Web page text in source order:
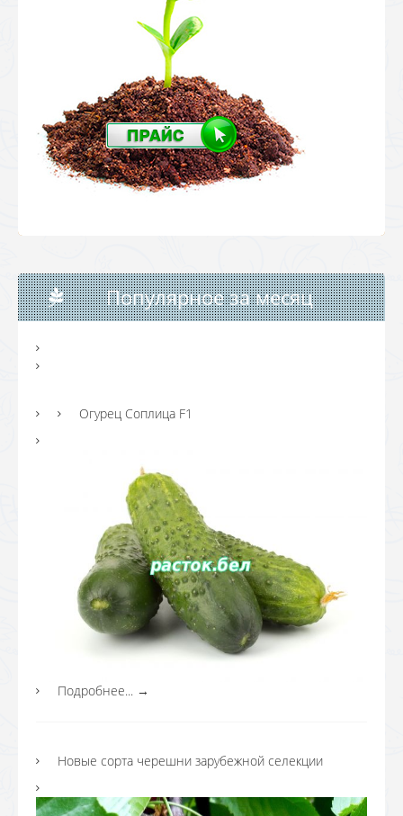
Популярное за месяц
Огурец Соплица F1
Подробнее... →
Новые сорта черешни зарубежной селекции